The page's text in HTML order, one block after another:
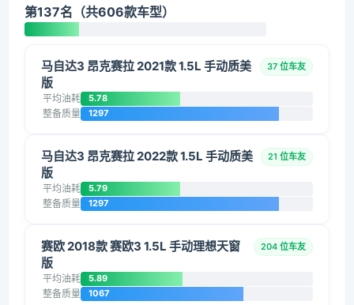
第137名（共606款车型）
马自达3 昂克赛拉 2021款 1.5L 手动质美
版
37 位车友
平均油耗 5.78
整备质量 1297
马自达3 昂克赛拉 2022款 1.5L 手动质美
版
21 位车友
平均油耗 5.79
整备质量 1297
赛欧 2018款 赛欧3 1.5L 手动理想天窗
版
204 位车友
平均油耗 5.89
整备质量 1067